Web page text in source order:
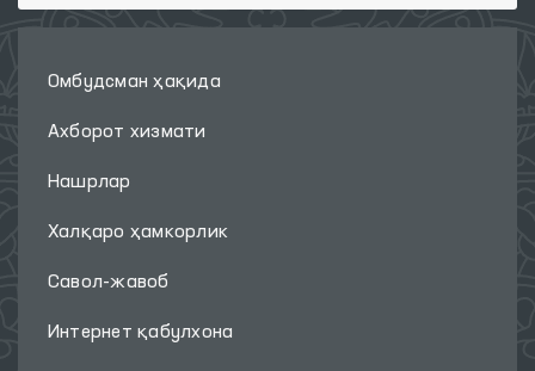
Омбудсман ҳақида
Ахборот хизмати
Нашрлар
Халқаро ҳамкорлик
Савол-жавоб
Интернет қабулхона